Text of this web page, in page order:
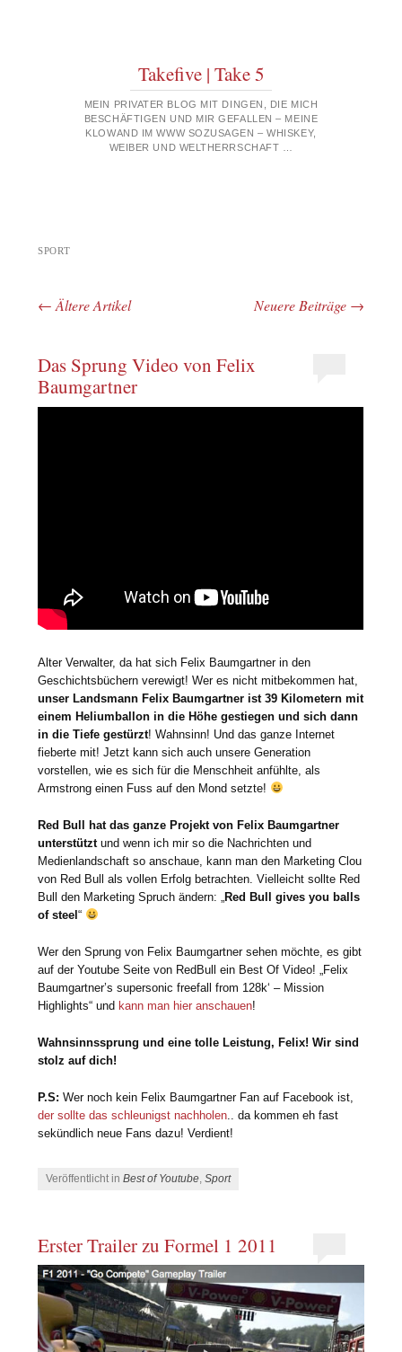
Takefive | Take 5
MEIN PRIVATER BLOG MIT DINGEN, DIE MICH
BESCHÄFTIGEN UND MIR GEFALLEN – MEINE
KLOWAND IM WWW SOZUSAGEN – WHISKEY,
WEIBER UND WELTHERRSCHAFT …
SPORT
←Ältere Artikel Neuere Beiträge →
Das Sprung Video von Felix
Baumgartner
Alter Verwalter, da hat sich Felix Baumgartner in den
Geschichtsbüchern verewigt! Wer es nicht mitbekommen hat,
unser Landsmann Felix Baumgartner ist 39 Kilometern mit
einem Heliumballon in die Höhe gestiegen und sich dann
in die Tiefe gestürzt! Wahnsinn! Und das ganze Internet
fieberte mit! Jetzt kann sich auch unsere Generation
vorstellen, wie es sich für die Menschheit anfühlte, als
Armstrong einen Fuss auf den Mond setzte!
Red Bull hat das ganze Projekt von Felix Baumgartner
unterstützt und wenn ich mir so die Nachrichten und
Medienlandschaft so anschaue, kann man den Marketing Clou
von Red Bull als vollen Erfolg betrachten. Vielleicht sollte Red
Bull den Marketing Spruch ändern: „
Red Bull gives you balls
of steel“
Wer den Sprung von Felix Baumgartner sehen möchte, es gibt
auf der Youtube Seite von RedBull ein Best Of Video! „Felix
Baumgartner’s supersonic freefall from 128k‘ – Mission
Highlights“ und kann man hier anschauen!
Wahnsinnssprung und eine tolle Leistung, Felix! Wir sind
stolz auf dich!
P.S: Wer noch kein Felix Baumgartner Fan auf Facebook ist,
der sollte das schleunigst nachholen .. da kommen eh fast
sekündlich neue Fans dazu! Verdient!
Veröffentlicht inBest of Youtube,Sport
Erster Trailer zu Formel 1 2011